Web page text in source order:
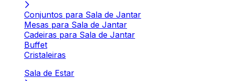
Conjuntos para Sala de Jantar
Mesas para Sala de Jantar
Cadeiras para Sala de Jantar
Buffet
Cristaleiras
Sala de Estar